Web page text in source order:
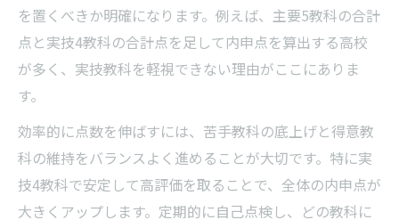
提出物と授業態度が実技内申点に影響する
理由
日常の授業態度が内申点に与える影響を解明
内申点を左右する授業態度の具体的なポイ
ント
を置くべきか明確になります。例えば、主要5教科の合計
点と実技4教科の合計点を足して内申点を算出する高校
が多く、実技教科を軽視できない理由がここにありま
す。
効率的に点数を伸ばすには、苦手教科の底上げと得意教
科の維持をバランスよく進めることが大切です。特に実
技4教科で安定して高評価を取ることで、全体の内申点が
大きくアップします。定期的に自己点検し、どの教科に